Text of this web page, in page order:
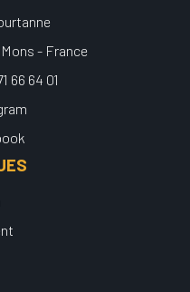
- France
66 64 01